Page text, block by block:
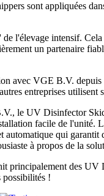
sont appliquées
l'élevage intensif.
un partenaire
avec VGE B.V. depuis
entreprises utilisent
le UV Disinfector
facile de l'unité.
automatique qui garantit
à propos de la
principalement des UV
possibilités !